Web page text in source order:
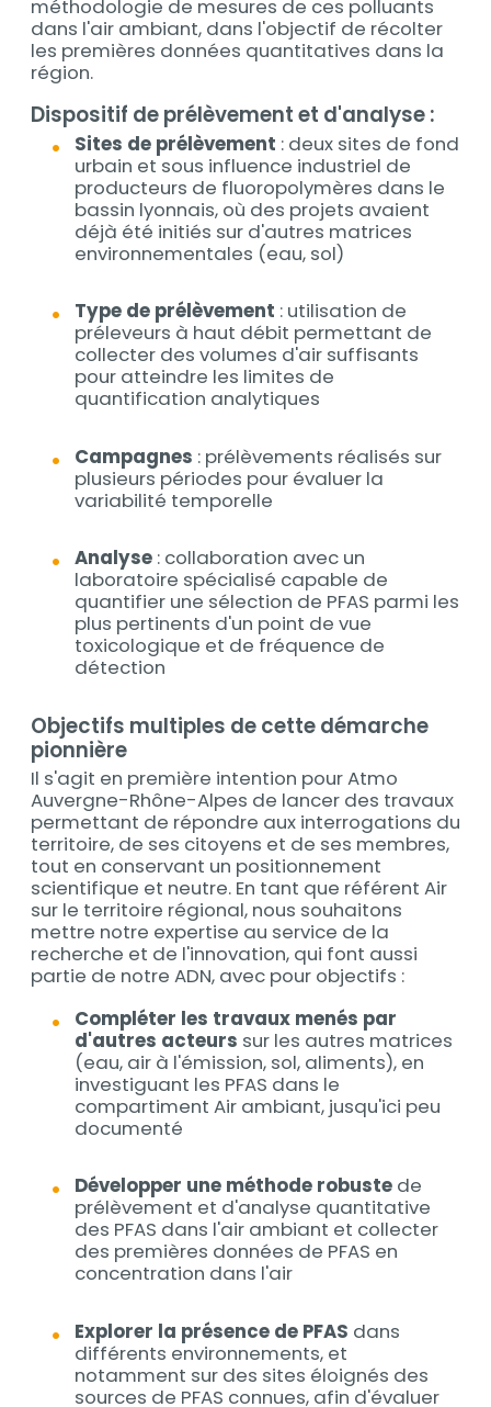
méthodologie de mesures de ces polluants
dans l'air ambiant, dans l'objectif de récolter
les premières données quantitatives dans la
région.
Dispositif de prélèvement et d'analyse :
Sites de prélèvement : deux sites de fond
urbain et sous influence industriel de
producteurs de fluoropolymères dans le
bassin lyonnais, où des projets avaient
déjà été initiés sur d'autres matrices
environnementales (eau, sol)
Type de prélèvement : utilisation de
préleveurs à haut débit permettant de
collecter des volumes d'air suffisants
pour atteindre les limites de
quantification analytiques
Campagnes : prélèvements réalisés sur
plusieurs périodes pour évaluer la
variabilité temporelle
Analyse : collaboration avec un
laboratoire spécialisé capable de
quantifier une sélection de PFAS parmi les
plus pertinents d'un point de vue
toxicologique et de fréquence de
détection
Objectifs multiples de cette démarche
pionnière
Il s'agit en première intention pour Atmo
Auvergne-Rhône-Alpes de lancer des travaux
permettant de répondre aux interrogations du
territoire, de ses citoyens et de ses membres,
tout en conservant un positionnement
scientifique et neutre. En tant que référent Air
sur le territoire régional, nous souhaitons
mettre notre expertise au service de la
recherche et de l'innovation, qui font aussi
partie de notre ADN, avec pour objectifs :
Compléter les travaux menés par
d'autres acteurs sur les autres matrices
(eau, air à l'émission, sol, aliments), en
investiguant les PFAS dans le
compartiment Air ambiant, jusqu'ici peu
documenté
Développer une méthode robustede
prélèvement et d'analyse quantitative
des PFAS dans l'air ambiant et collecter
des premières données de PFAS en
concentration dans l'air
Explorer la présence de PFAS dans
différents environnements, et
notamment sur des sites éloignés des
sources de PFAS connues, afin d'évaluer